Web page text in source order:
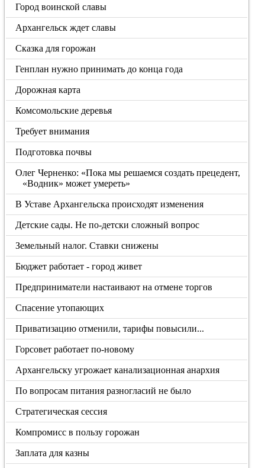
Город воинской славы
Архангельск ждет славы
Сказка для горожан
Генплан нужно принимать до конца года
Дорожная карта
Комсомольские деревья
Требует внимания
Подготовка почвы
Олег Черненко: «Пока мы решаемся создать прецедент,
«Водник» может умереть»
В Уставе Архангельска происходят изменения
Детские сады. Не по-детски сложный вопрос
Земельный налог. Ставки снижены
Бюджет работает - город живет
Предприниматели настаивают на отмене торгов
Спасение утопающих
Приватизацию отменили, тарифы повысили...
Горсовет работает по-новому
Архангельску угрожает канализационная анархия
По вопросам питания разногласий не было
Стратегическая сессия
Компромисс в пользу горожан
Заплата для казны